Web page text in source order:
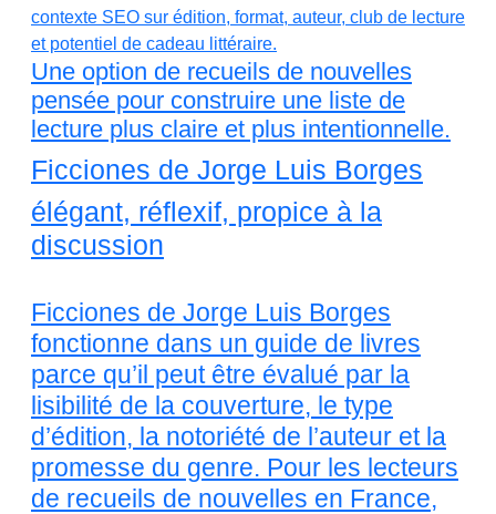
Une option de recueils de nouvelles
pensée pour construire une liste de
lecture plus claire et plus intentionnelle.
Ficciones de Jorge Luis Borges
élégant, réflexif, propice à la
discussion
Ficciones de Jorge Luis Borges
fonctionne dans un guide de livres
parce qu’il peut être évalué par la
lisibilité de la couverture, le type
d’édition, la notoriété de l’auteur et la
promesse du genre. Pour les lecteurs
de recueils de nouvelles en France,